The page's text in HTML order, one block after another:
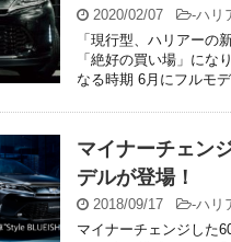
2020/02/07 -ハリ
「現行型、ハリアーの
「絶好の買い場」にな
なる時期 6月にフルモ
マイナーチェン
デルが登場！
2018/09/17 -ハリ
マイナーチェンジした